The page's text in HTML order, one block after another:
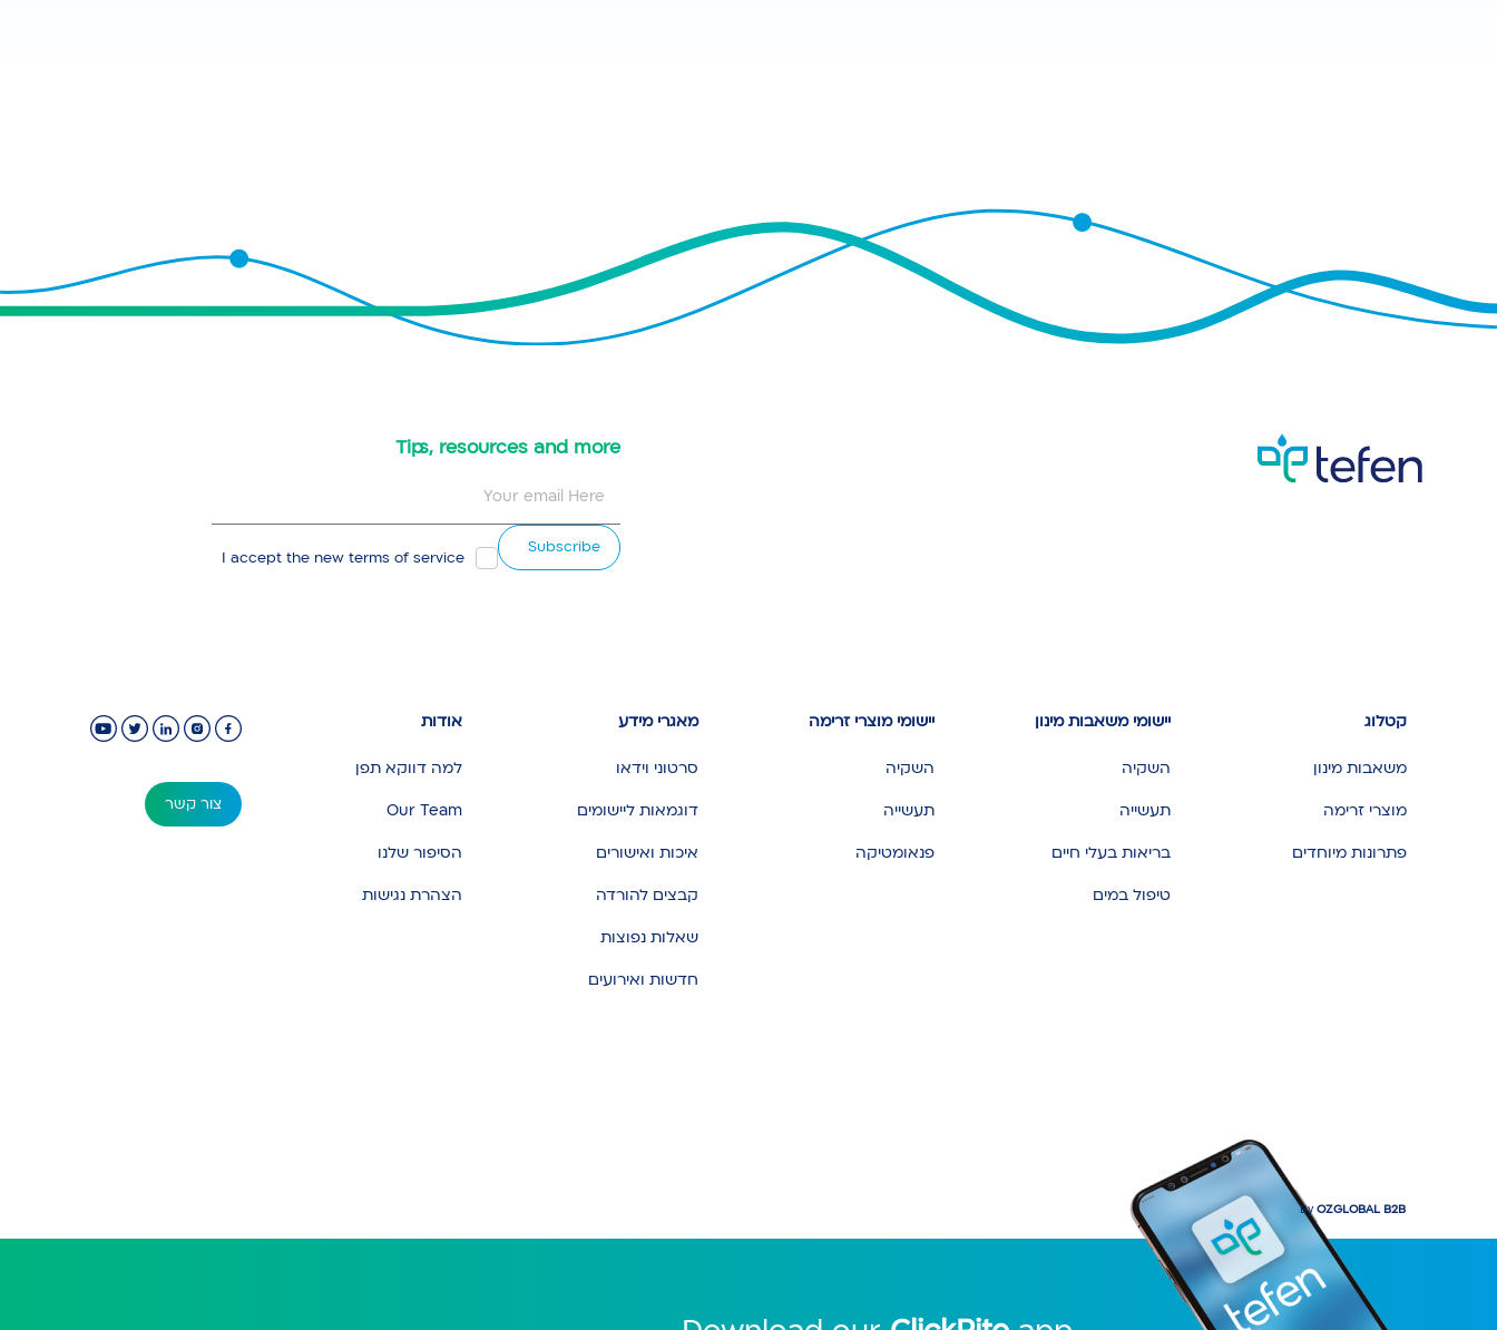
​Tips, resources and more
I accept the new terms of service
קטלוג
משאבות מינון
מוצרי זרימה
פתרונות מיוחדים
יישומי משאבות מינון
השקיה
תעשייה
בריאות בעלי חיים
טיפול במים
יישומי מוצרי זרימה
השקיה
תעשייה
פנאומטיקה
מאגרי מידע
סרטוני וידאו
דוגמאות ליישומים
איכות ואישורים
קבצים להורדה
שאלות נפוצות
חדשות ואירועים
אודות
למה דווקא תפן
Our Team
הסיפור שלנו
הצהרת נגישות
צור קשר
By OZGLOBAL B2B